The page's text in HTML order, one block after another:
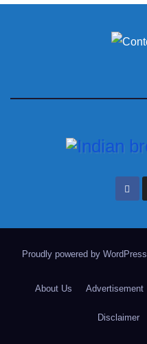
Proudly powered by WordPress
About Us Advertisement
Disclaimer